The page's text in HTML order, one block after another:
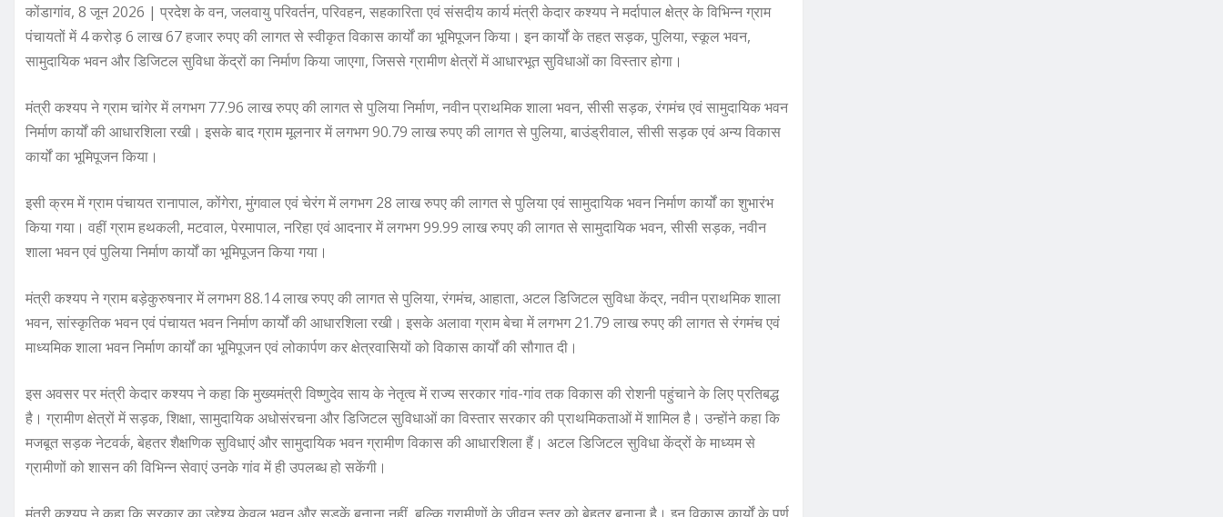
कोंडागांव, 8 जून 2026 | प्रदेश के वन, जलवायु परिवर्तन, परिवहन, सहकारिता एवं संसदीय कार्य मंत्री केदार कश्यप ने मर्दापाल क्षेत्र के विभिन्न ग्राम
पंचायतों में 4 करोड़ 6 लाख 67 हजार रुपए की लागत से स्वीकृत विकास कार्यों का भूमिपूजन किया। इन कार्यों के तहत सड़क, पुलिया, स्कूल भवन,
सामुदायिक भवन और डिजिटल सुविधा केंद्रों का निर्माण किया जाएगा, जिससे ग्रामीण क्षेत्रों में आधारभूत सुविधाओं का विस्तार होगा।
मंत्री कश्यप ने ग्राम चांगेर में लगभग 77.96 लाख रुपए की लागत से पुलिया निर्माण, नवीन प्राथमिक शाला भवन, सीसी सड़क, रंगमंच एवं सामुदायिक भवन
निर्माण कार्यों की आधारशिला रखी। इसके बाद ग्राम मूलनार में लगभग 90.79 लाख रुपए की लागत से पुलिया, बाउंड्रीवाल, सीसी सड़क एवं अन्य विकास
कार्यों का भूमिपूजन किया।
इसी क्रम में ग्राम पंचायत रानापाल, कोंगेरा, मुंगवाल एवं चेरंग में लगभग 28 लाख रुपए की लागत से पुलिया एवं सामुदायिक भवन निर्माण कार्यों का शुभारंभ
किया गया। वहीं ग्राम हथकली, मटवाल, पेरमापाल, नरिहा एवं आदनार में लगभग 99.99 लाख रुपए की लागत से सामुदायिक भवन, सीसी सड़क, नवीन
शाला भवन एवं पुलिया निर्माण कार्यों का भूमिपूजन किया गया।
मंत्री कश्यप ने ग्राम बड़ेकुरुषनार में लगभग 88.14 लाख रुपए की लागत से पुलिया, रंगमंच, आहाता, अटल डिजिटल सुविधा केंद्र, नवीन प्राथमिक शाला
भवन, सांस्कृतिक भवन एवं पंचायत भवन निर्माण कार्यों की आधारशिला रखी। इसके अलावा ग्राम बेचा में लगभग 21.79 लाख रुपए की लागत से रंगमंच एवं
माध्यमिक शाला भवन निर्माण कार्यों का भूमिपूजन एवं लोकार्पण कर क्षेत्रवासियों को विकास कार्यों की सौगात दी।
इस अवसर पर मंत्री केदार कश्यप ने कहा कि मुख्यमंत्री विष्णुदेव साय के नेतृत्व में राज्य सरकार गांव-गांव तक विकास की रोशनी पहुंचाने के लिए प्रतिबद्ध
है। ग्रामीण क्षेत्रों में सड़क, शिक्षा, सामुदायिक अधोसंरचना और डिजिटल सुविधाओं का विस्तार सरकार की प्राथमिकताओं में शामिल है। उन्होंने कहा कि
मजबूत सड़क नेटवर्क, बेहतर शैक्षणिक सुविधाएं और सामुदायिक भवन ग्रामीण विकास की आधारशिला हैं। अटल डिजिटल सुविधा केंद्रों के माध्यम से
ग्रामीणों को शासन की विभिन्न सेवाएं उनके गांव में ही उपलब्ध हो सकेंगी।